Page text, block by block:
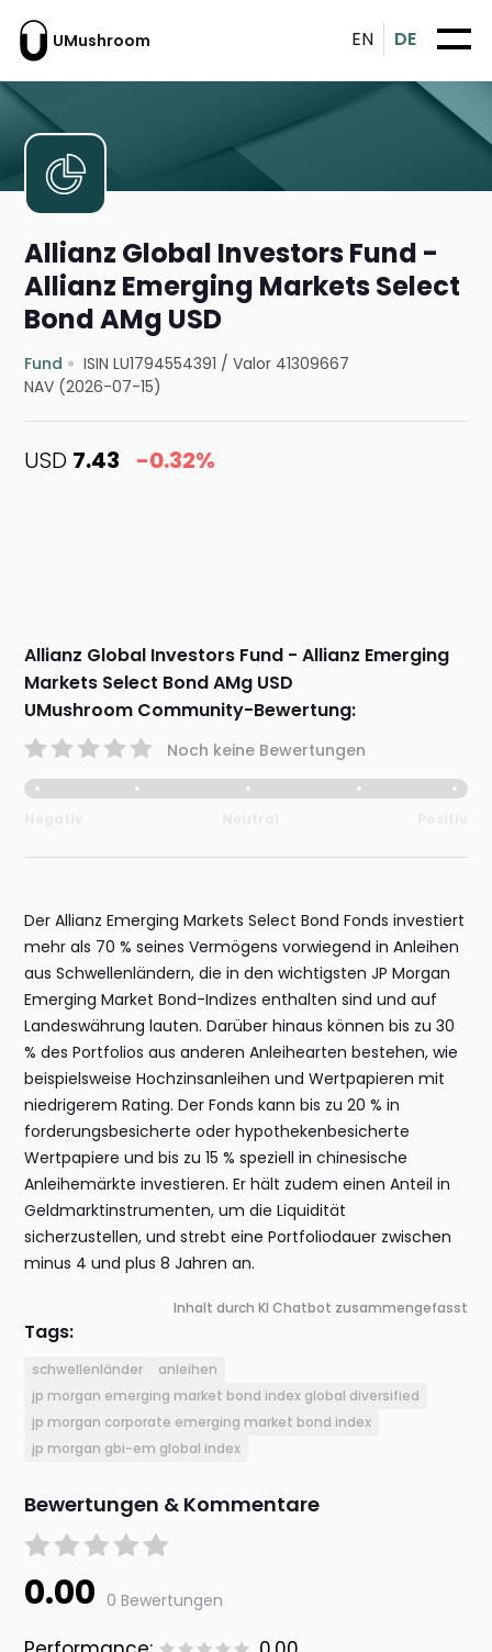
UMushroom EN DE
Allianz Global Investors Fund -
Allianz Emerging Markets Select
Bond AMg USD
Fund ISIN LU1794554391 /Valor 41309667
NAV (2026-07-15)
USD 7.43 -0.32%
Allianz Global Investors Fund - Allianz Emerging
Markets Select Bond AMg USD
UMushroom Community-Bewertung:
Noch keine Bewertungen
Der Allianz Emerging Markets Select Bond Fonds investiert
mehr als 70 % seines Vermögens vorwiegend in Anleihen
aus Schwellenländern, die in den wichtigsten JP Morgan
Emerging Market Bond-Indizes enthalten sind und auf
Landeswährung lauten. Darüber hinaus können bis zu 30
% des Portfolios aus anderen Anleihearten bestehen, wie
beispielsweise Hochzinsanleihen und Wertpapieren mit
niedrigerem Rating. Der Fonds kann bis zu 20 % in
forderungsbesicherte oder hypothekenbesicherte
Wertpapiere und bis zu 15 % speziell in chinesische
Anleihemärkte investieren. Er hält zudem einen Anteil in
Geldmarktinstrumenten, um die Liquidität
sicherzustellen, und strebt eine Portfoliodauer zwischen
minus 4 und plus 8 Jahren an.
Inhalt durch KI Chatbot zusammengefasst
Tags:
schwellenländer
anleihen
jp morgan emerging market bond index global diversified
jp morgan corporate emerging market bond index
jp morgan gbi-em global index
Bewertungen & Kommentare
0.00 0 Bewertungen